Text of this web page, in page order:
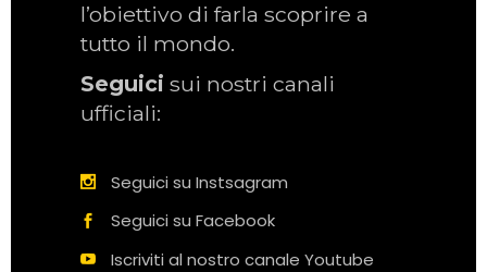
l’obiettivo di farla scoprire a
tutto il mondo.
Seguici sui nostri canali
ufficiali:
Seguici su Instsagram
Seguici su Facebook
Iscriviti al nostro canale Youtube